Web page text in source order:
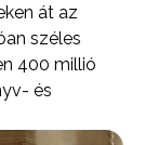
át az
széles
400 millió
és